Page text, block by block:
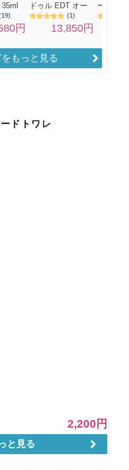
もっと見る
ドトワレ